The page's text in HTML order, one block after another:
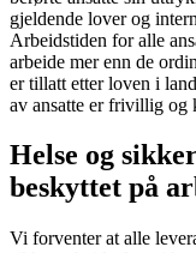
gjeldende lover og
Arbeidstiden for alle
arbeide mer enn de
er tillatt etter loven i
av ansatte er frivillig og
Helse og
beskyttet på
Vi forventer at alle